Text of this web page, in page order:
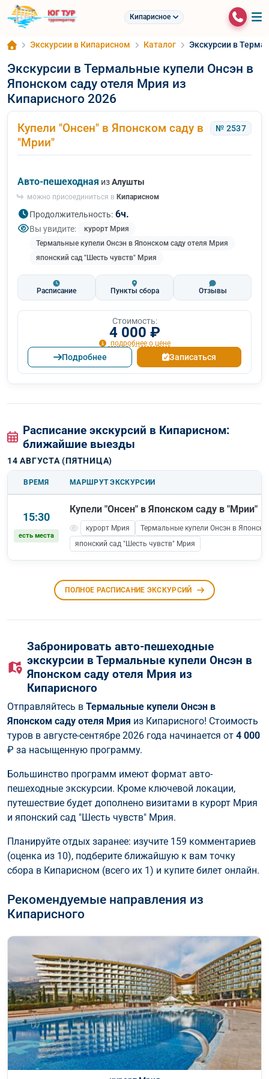
Кипарисное
Экскурсии в Кипарисном Каталог Экскурсии в
Экскурсии в Термальные купели Онсэн в
Японском саду отеля Мрия из
Кипарисного 2026
Купели "Онсен" в Японском саду в
"Мрии"
№ 2537
Авто-пешеходная изАлушты
можно присоединиться в Кипарисном
Продолжительность: 6ч.
Вы увидите:
курорт Мрия
Термальные купели Онсэн в Японском саду отеля Мрия
японский сад "Шесть чувств" Мрия
Расписание Пункты сбора Отзывы
Стоимость:
4 000 ₽
подробнее о цене
Подробнее Записаться
Расписание экскурсий в Кипарисном:
ближайшие выезды
14 АВГУСТА (ПЯТНИЦА)
ВРЕМЯ МАРШРУТ ЭКСКУРСИИ
15:30
есть места
Купели "Онсен" в Японском саду в "Мрии"
курорт Мрия
Термальные купели Онсэн в
японский сад "Шесть чувств" Мрия
ПОЛНОЕ РАСПИСАНИЕ ЭКСКУРСИЙ
Забронировать авто-пешеходные
экскурсии в Термальные купели Онсэн в
Японском саду отеля Мрия из
Кипарисного
Отправляйтесь в Термальные купели Онсэн в
Японском саду отеля Мрия из Кипарисного! Стоимость
туров в августе-сентябре 2026 года начинается от 4 000
₽ за насыщенную программу.
Большинство программ имеют формат авто-
пешеходные экскурсии. Кроме ключевой локации,
путешествие будет дополнено визитами в курорт Мрия
и японский сад "Шесть чувств" Мрия.
Планируйте отдых заранее: изучите 159 комментариев
(оценка из 10), подберите ближайшую к вам точку
сбора в Кипарисном (всего их 1) и купите билет онлайн.
Рекомендуемые направления из
Кипарисного